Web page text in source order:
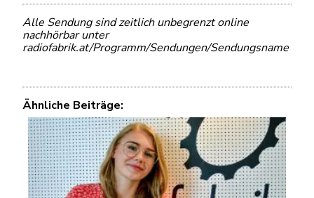
Alle Sendung sind zeitlich unbegrenzt online
nachhörbar unter
radiofabrik.at/Programm/Sendungen/Sendungsname
Ähnliche Beiträge: